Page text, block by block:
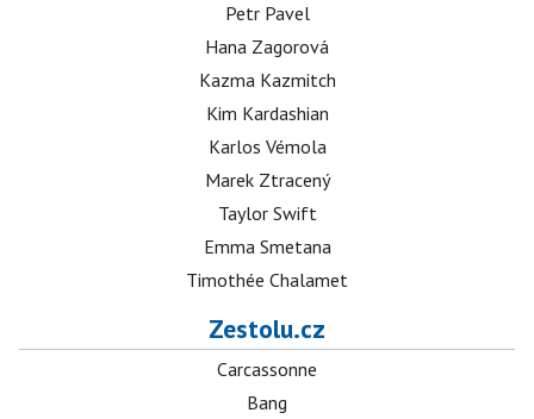
Petr Pavel
Hana Zagorová
Kazma Kazmitch
Kim Kardashian
Karlos Vémola
Marek Ztracený
Taylor Swift
Emma Smetana
Timothée Chalamet
Zestolu.cz
Carcassonne
Bang